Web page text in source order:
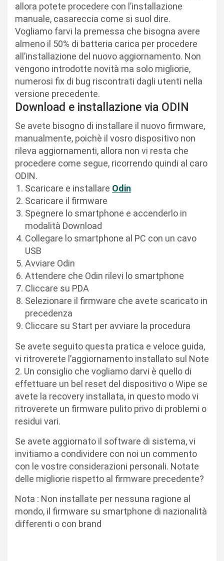
allora potete procedere con l’installazione
manuale, casareccia come si suol dire.
Vogliamo farvi la premessa che bisogna avere
almeno il 50% di batteria carica per procedere
all’installazione del nuovo aggiornamento. Non
vengono introdotte novità ma solo migliorie,
numerosi fix di bug riscontrati dagli utenti nella
versione precedente.
Download e installazione via ODIN
Se avete bisogno di installare il nuovo firmware,
manualmente, poichè il vosro dispositivo non
rileva aggiornamenti, allora non vi resta che
procedere come segue, ricorrendo quindi al caro
ODIN.
Scaricare e installare Odin
Scaricare il firmware
Spegnere lo smartphone e accenderlo in
modalità Download
Collegare lo smartphone al PC con un cavo
USB
Avviare Odin
Attendere che Odin rilevi lo smartphone
Cliccare su PDA
Selezionare il firmware che avete scaricato in
precedenza
Cliccare su Start per avviare la procedura
Se avete seguito questa pratica e veloce guida,
vi ritroverete l’aggiornamento installato sul Note
2. Un consiglio che vogliamo darvi è quello di
effettuare un bel reset del dispositivo o Wipe se
avete la recovery installata, in questo modo vi
ritroverete un firmware pulito privo di problemi o
residui vari.
Se avete aggiornato il software di sistema, vi
invitiamo a condividere con noi un commento
con le vostre considerazioni personali. Notate
delle migliorie rispetto al firmware precedente?
Nota : Non installate per nessuna ragione al
mondo, il firmware su smartphone di nazionalità
differenti o con brand